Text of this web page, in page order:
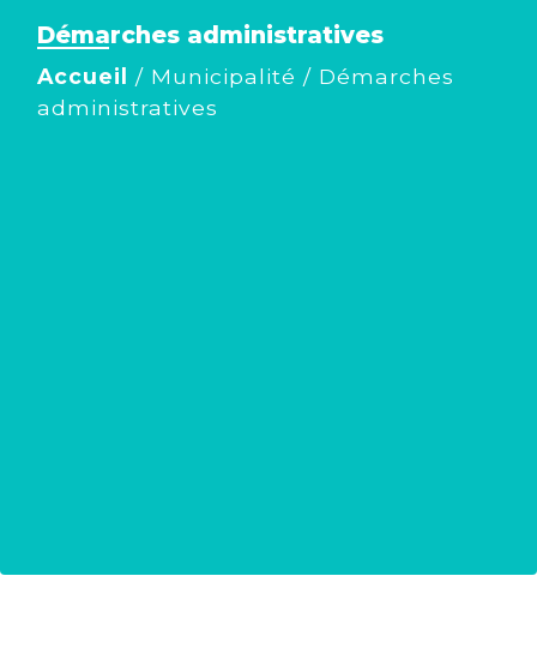
Démarches administratives
Accueil / Municipalité / Démarches
administratives